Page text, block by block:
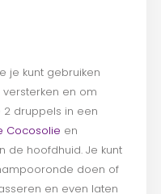
je kunt gebruiken
en om
druppels in een
Cocosolie en
de hoofdhuid. Je kunt
doen of
en even laten